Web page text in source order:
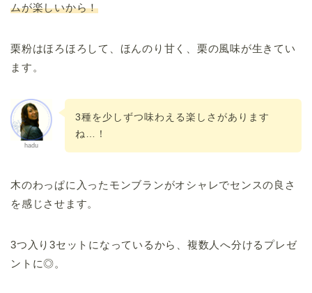
ムが楽しいから！
栗粉はほろほろして、ほんのり甘く、栗の風味が生きてい
ます。
hadu
3種を少しずつ味わえる楽しさがあります
ね…！
木のわっぱに入ったモンブランがオシャレでセンスの良さ
を感じさせます。
3つ入り3セットになっているから、複数人へ分けるプレゼ
ントに◎。